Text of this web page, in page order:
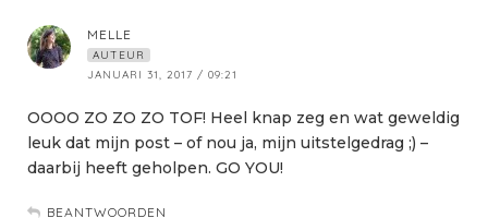
MELLE
AUTEUR
JANUARI 31, 2017 / 09:21
OOOO ZO ZO ZO TOF! Heel knap zeg en wat geweldig
leuk dat mijn post – of nou ja, mijn uitstelgedrag ;) –
daarbij heeft geholpen. GO YOU!
BEANTWOORDEN